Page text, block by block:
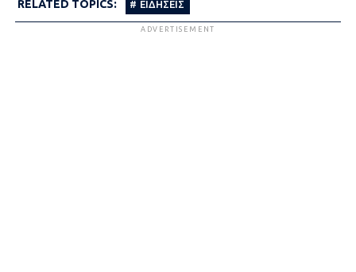
RELATED TOPICS: ΕΙΔΗΣΕΙΣ
ADVERTISEMENT